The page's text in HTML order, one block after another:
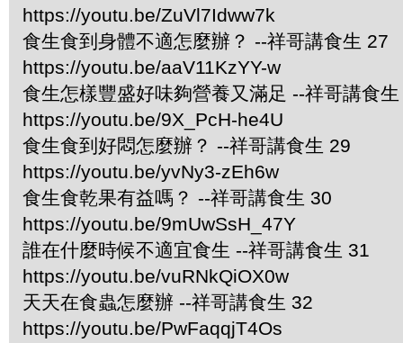
https://youtu.be/ZuVl7Idww7k
食生食到身體不適怎麼辦？ --祥哥講食生 27
https://youtu.be/aaV11KzYY-w
食生怎樣豐盛好味夠營養又滿足 --祥哥講食
https://youtu.be/9X_PcH-he4U
食生食到好悶怎麼辦？ --祥哥講食生 29
https://youtu.be/yvNy3-zEh6w
食生食乾果有益嗎？ --祥哥講食生 30
https://youtu.be/9mUwSsH_47Y
誰在什麼時候不適宜食生 --祥哥講食生 31
https://youtu.be/vuRNkQiOX0w
天天在食蟲怎麼辦 --祥哥講食生 32
https://youtu.be/PwFaqqjT4Os